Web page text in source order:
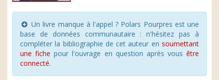
Un livre manque à l'appel ? Polars Pourpres est une
base de données communautaire : n'hésitez pas à
compléter la bibliographie de cet auteur en soumettant
une fiche pour l'ouvrage en question après vous être
connecté.